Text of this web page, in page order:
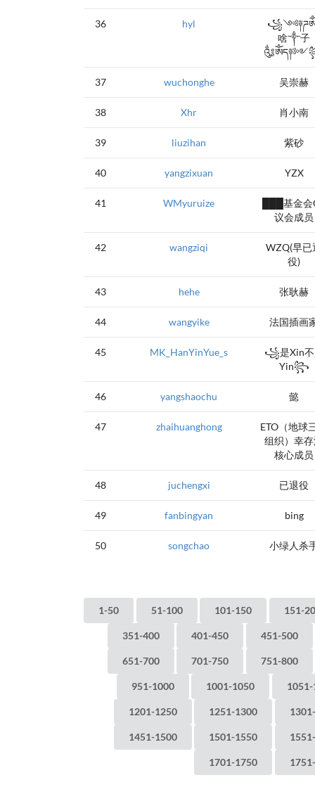
36 hyl
啥༒子
37 wuchonghe 吴崇赫
38 Xhr 肖小南
39 liuzihan 紫砂
40 yangzixuan YZX
41 WMyuruize
███基金
议会成员
42 wangziqi
WZQ(早已
役)
43 hehe 张耿赫
44 wangyike 法国插画
45 MK_HanYinYue_s
꧁是Xin不
Yin꧂
46 yangshaochu 懿
47 zhaihuanghong
ETO（地球
组织）幸
核心成员
48 juchengxi 已退役
49 fanbingyan bing
50 songchao 小绿人杀
1-50 51-100 101-150 151-
351-400 401-450 451-500
651-700 701-750 751-800
951-1000 1001-1050
1201-1250 1251-1300
1451-1500 1501-1550
1701-1750